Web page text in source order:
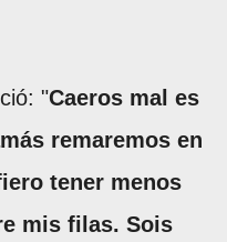
"Caeros mal es
remaremos en
tener menos
mis filas. Sois